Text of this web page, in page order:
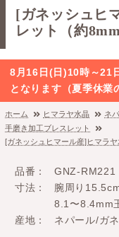
[ガネッシュヒ
レット（約
8月16日(日)10時～21
となります（夏季休業
ホーム ヒマラヤ水晶
ネ
手磨き加工ブレスレット
[ガネッシュヒマール産]ヒマラ
品番
GNZ-RM221
寸法
腕周り
8.1〜8.4mm
産地
ネパール/ガ